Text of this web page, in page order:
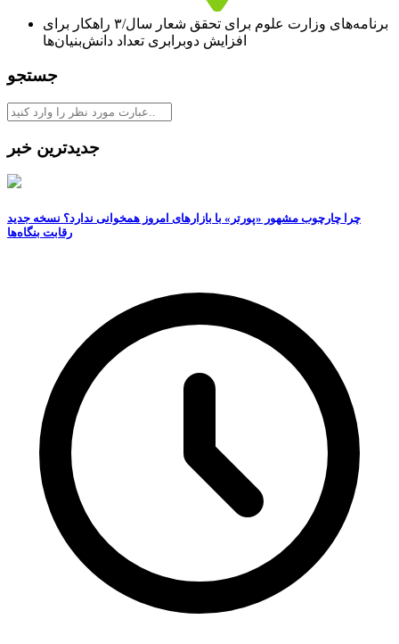
برنامه‌های وزارت علوم برای تحقق شعار سال/۳ راهکار برای
افزایش دوبرابری تعداد دانش‌بنیان‌ها
جستجو
جدیدترین خبر
چرا چارچوب مشهور «پورتر» با بازارهای امروز همخوانی ندارد؟ نسخه جدید
رقابت‌ بنگاه‌ها